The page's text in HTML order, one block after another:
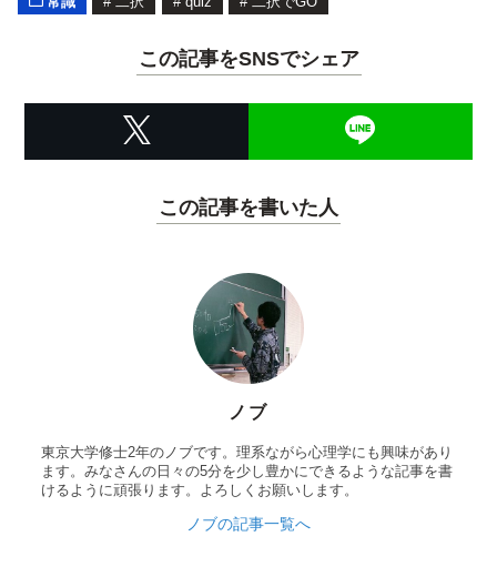
この記事をSNSでシェア
この記事を書いた人
ノブ
東京大学修士2年のノブです。理系ながら心理学にも興味があり
ます。みなさんの日々の5分を少し豊かにできるような記事を書
けるように頑張ります。よろしくお願いします。
ノブの記事一覧へ